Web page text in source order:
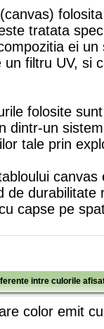
tratata
ei
un filtru UV, si
folosite
dintr-un
tale prin
de durabilitate
capse pe
intre culorile
color emit